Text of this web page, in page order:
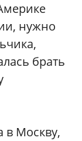
нужно
брать
в Москву,